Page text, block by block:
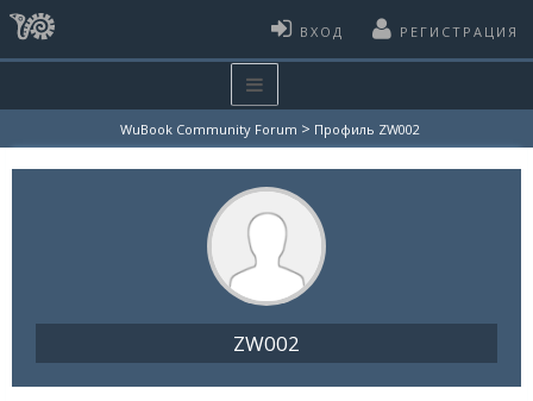
ВХОД РЕГИСТРАЦИЯ
WuBook Community Forum > Профиль ZW002
ZW002